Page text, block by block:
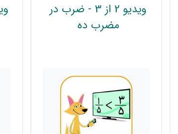
ویدیو 2 از 3 - ضرب در
مضرب دهپیوند